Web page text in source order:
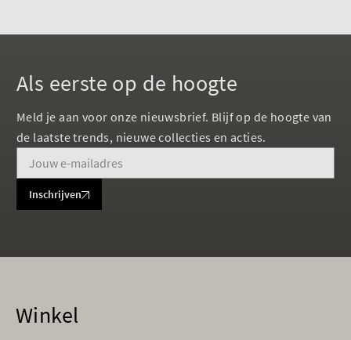
Als eerste op de hoogte
Meld je aan voor onze nieuwsbrief. Blijf op de hoogte van
de laatste trends, nieuwe collecties en acties.
Inschrijven
Winkel